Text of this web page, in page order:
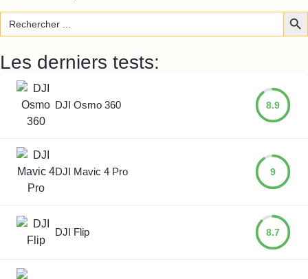
Search
for:
Les derniers tests:
DJI Osmo 360 8.9
DJI Mavic 4 Pro 9
DJI Flip 8.7